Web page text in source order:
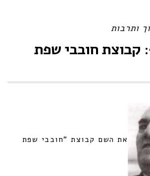
ותרבות
קבוצת חובבי שפת
את השם קבוצת "חובבי שפת